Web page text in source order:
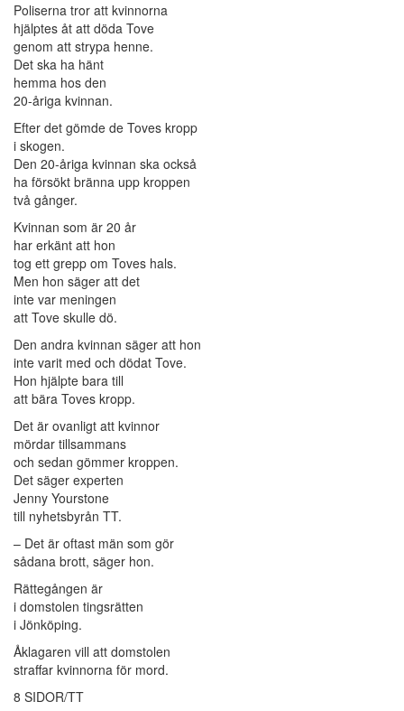
Poliserna tror att kvinnorna
hjälptes åt att döda Tove
genom att strypa henne.
Det ska ha hänt
hemma hos den
20-åriga kvinnan.
Efter det gömde de Toves kropp
i skogen.
Den 20-åriga kvinnan ska också
ha försökt bränna upp kroppen
två gånger.
Kvinnan som är 20 år
har erkänt att hon
tog ett grepp om Toves hals.
Men hon säger att det
inte var meningen
att Tove skulle dö.
Den andra kvinnan säger att hon
inte varit med och dödat Tove.
Hon hjälpte bara till
att bära Toves kropp.
Det är ovanligt att kvinnor
mördar tillsammans
och sedan gömmer kroppen.
Det säger experten
Jenny Yourstone
till nyhetsbyrån TT.
– Det är oftast män som gör
sådana brott, säger hon.
Rättegången är
i domstolen tingsrätten
i Jönköping.
Åklagaren vill att domstolen
straffar kvinnorna för mord.
8 SIDOR/TT